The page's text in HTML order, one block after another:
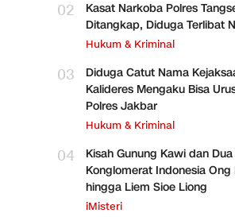
02
Kasat Narkoba Polres
Ditangkap, Diduga Terlibat
Hukum & Kriminal
03
Diduga Catut Nama
Kalideres Mengaku Bisa
Polres Jakbar
Hukum & Kriminal
04
Kisah Gunung Kawi dan Dua
Konglomerat Indonesia Ong
hingga Liem Sioe Liong
iMisteri